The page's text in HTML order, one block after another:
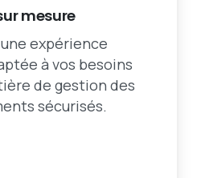
mesure
expérience
à vos besoins
de gestion des
sécurisés.